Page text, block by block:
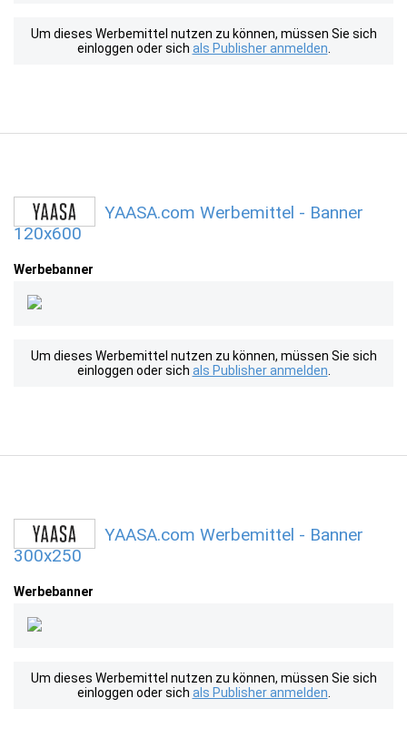
Um dieses Werbemittel nutzen zu können, müssen Sie sich
einloggen oder sich als Publisher anmelden
YAASA.com Werbemittel - Banner
120x600
Werbebanner
Um dieses Werbemittel nutzen zu können, müssen Sie sich
einloggen oder sich als Publisher anmelden
YAASA.com Werbemittel - Banner
300x250
Werbebanner
Um dieses Werbemittel nutzen zu können, müssen Sie sich
einloggen oder sich als Publisher anmelden